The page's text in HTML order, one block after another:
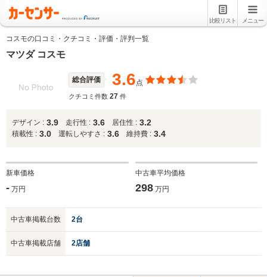
比較リスト メニュー
コスモの口コミ・クチコミ・評価・評判一覧
マツダ コスモ
総合評価 3.6点
クチコミ件数 27 件
デザイン : 3.9 走行性 : 3.6 居住性 : 3.2
積載性 : 3.0 運転しやすさ : 3.6 維持費 : 3.4
新車価格
- 万円
中古車平均価格
298万円
中古車掲載台数 2台
中古車掲載店舗 2店舗